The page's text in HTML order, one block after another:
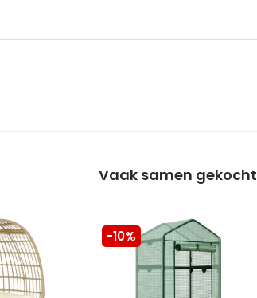
Vaak samen gekocht
-10%